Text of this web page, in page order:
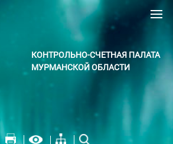
КОНТРОЛЬНО-СЧЕТНАЯ ПАЛАТА
МУРМАНСКОЙ ОБЛАСТИ